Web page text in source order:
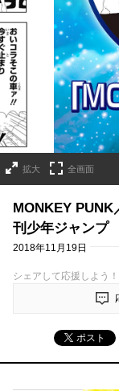
拡大 全画面
MONKEY PUNK
刊少年ジャンプ
2018年11月19日
シェアして応援しよう！
ポスト